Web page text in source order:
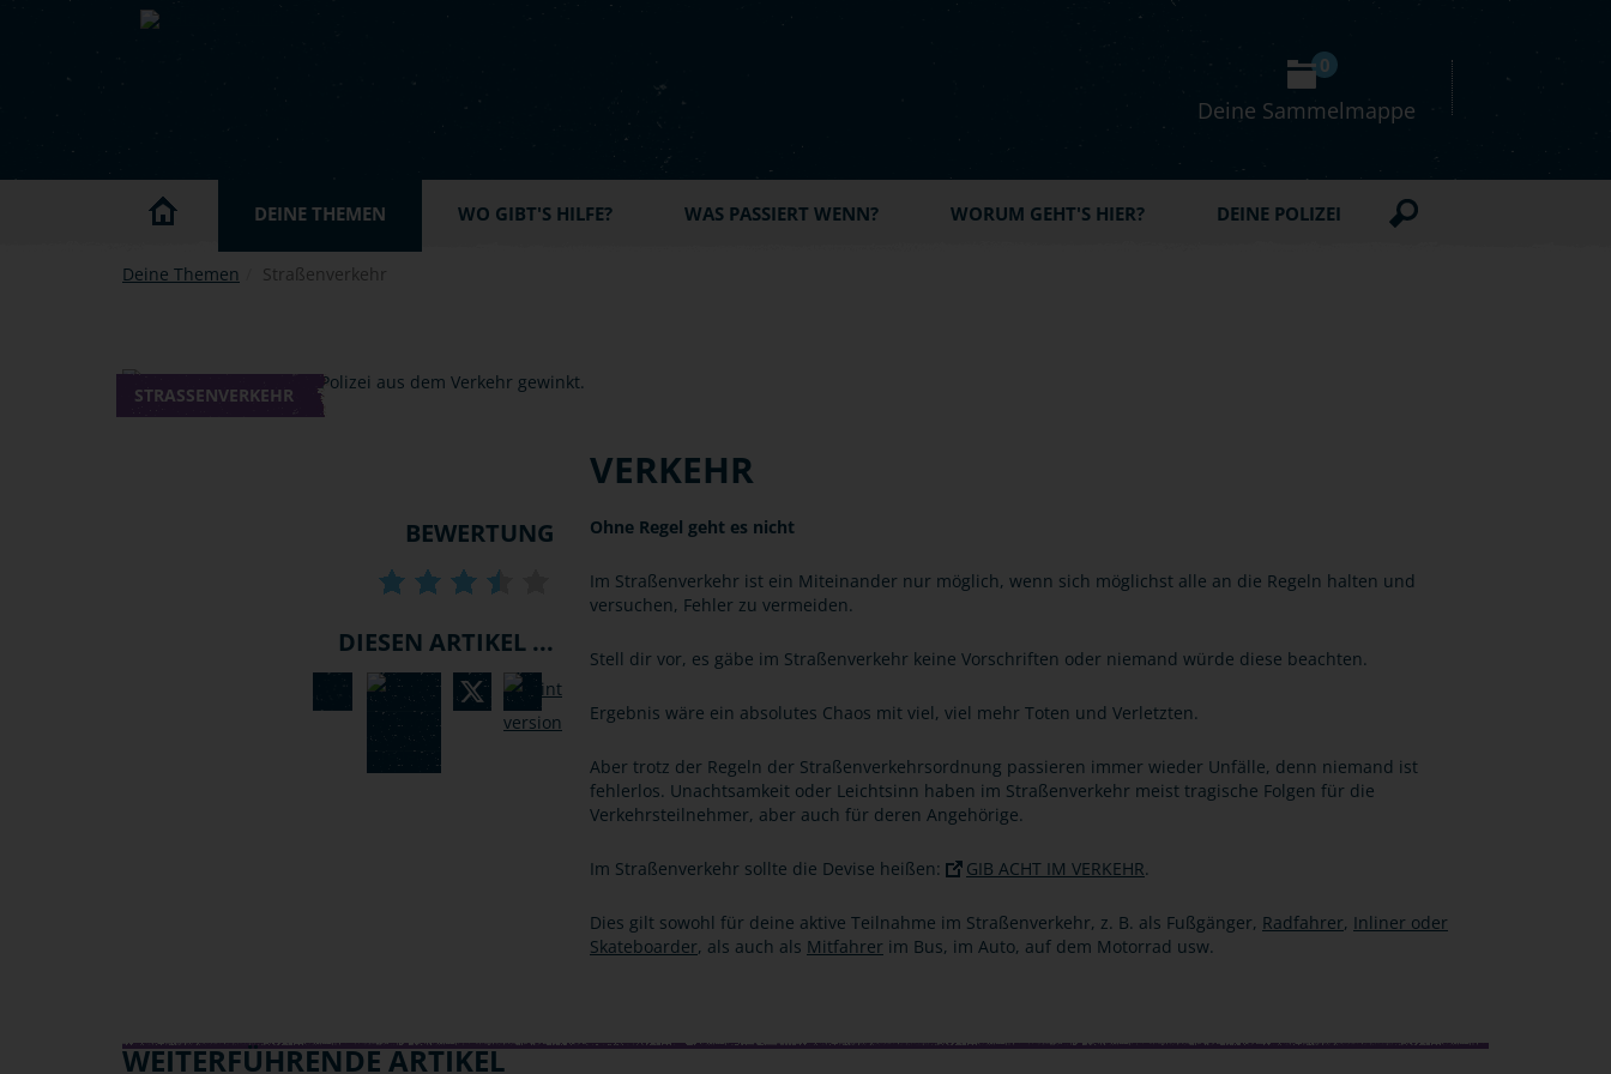
Skip to main content
Deine Sammelmappe
0
DEINE THEMEN WO GIBT'S HILFE? WAS PASSIERT WENN? WORUM GEHT'S HIER? DEINE POLIZEI
Deine Themen Straßenverkehr
STRASSENVERKEHR
VERKEHR
Ohne Regel geht es nicht
Im Straßenverkehr ist ein Miteinander nur möglich, wenn sich möglichst alle an die Regeln halten und
versuchen, Fehler zu vermeiden.
Stell dir vor, es gäbe im Straßenverkehr keine Vorschriften oder niemand würde diese beachten.
Ergebnis wäre ein absolutes Chaos mit viel, viel mehr Toten und Verletzten.
Aber trotz der Regeln der Straßenverkehrsordnung passieren immer wieder Unfälle, denn niemand ist
fehlerlos. Unachtsamkeit oder Leichtsinn haben im Straßenverkehr meist tragische Folgen für die
Verkehrsteilnehmer, aber auch für deren Angehörige.
Im Straßenverkehr sollte die Devise heißen: GIB ACHT IM VERKEHR.
Dies gilt sowohl für deine aktive Teilnahme im Straßenverkehr, z. B. als Fußgänger, Radfahrer, Inliner oder
Skateboarder, als auch als Mitfahrer im Bus, im Auto, auf dem Motorrad usw.
BEWERTUNG
DIESEN ARTIKEL ...
WEITERFÜHRENDE ARTIKEL